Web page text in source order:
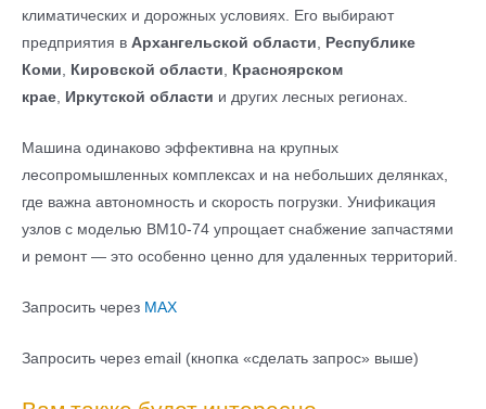
климатических и дорожных условиях. Его выбирают
предприятия в Архангельской области, Республике
Коми, Кировской области, Красноярском
крае, Иркутской области и других лесных регионах.
Машина одинаково эффективна на крупных
лесопромышленных комплексах и на небольших делянках,
где важна автономность и скорость погрузки. Унификация
узлов с моделью ВМ10-74 упрощает снабжение запчастями
и ремонт — это особенно ценно для удаленных территорий.
Запросить через МАХ
Запросить через email (кнопка «сделать запрос» выше)